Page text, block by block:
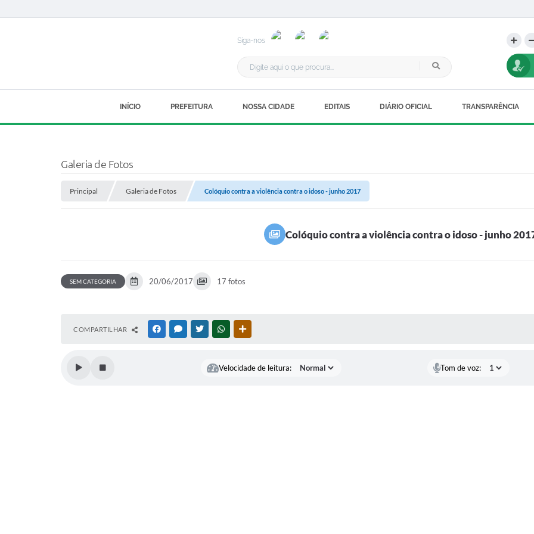
Siga-nos
INÍCIO PREFEITURA NOSSA CIDADE EDITAIS DIÁRIO OFICIAL TRANSPARÊNCIA
Galeria de Fotos
Principal Galeria de Fotos Colóquio contra a violência contra o idoso - junho 2017
Colóquio contra a violência contra o idoso - junho
SEM CATEGORIA 20/06/2017 17 fotos
COMPARTILHAR FACEBOOKMESSENGER
TWITTERWHATSAPP
Velocidade de leitura: Tom de voz: